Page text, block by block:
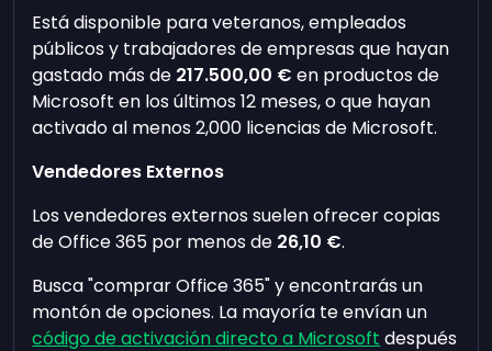
Está disponible para veteranos, empleados
públicos y trabajadores de empresas que hayan
gastado más de 217.500,00 € en productos de
Microsoft en los últimos 12 meses, o que hayan
activado al menos 2,000 licencias de Microsoft.
Vendedores Externos
Los vendedores externos suelen ofrecer copias
de Office 365 por menos de 26,10 €.
Busca "comprar Office 365" y encontrarás un
montón de opciones. La mayoría te envían un
código de activación directo a Microsoft después